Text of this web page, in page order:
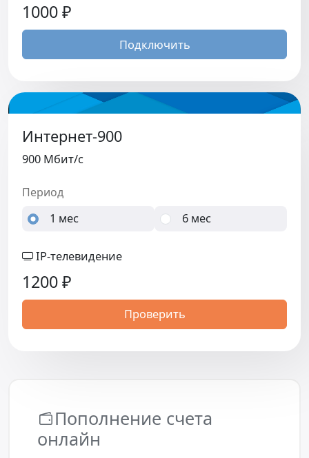
1000₽
Подключить
Интернет-900
900 Мбит/c
Период
1 мес 6 мес
IP-телевидение
1200₽
Проверить
Пополнение счета
онлайн